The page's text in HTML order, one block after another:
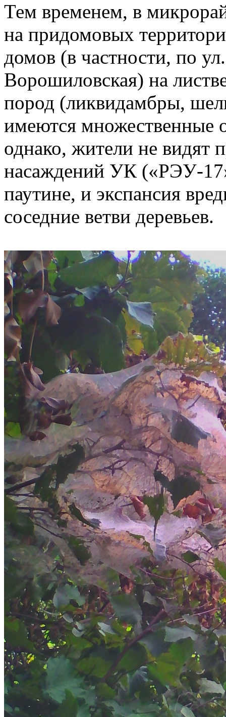
Тем временем, в
на придомовых
домов (в частности, по
Ворошиловская) на
пород (ликвидамбры,
имеются множественные
однако, жители не видят
насаждений УК («РЭУ-
паутине, и экспансия
соседние ветви деревьев.